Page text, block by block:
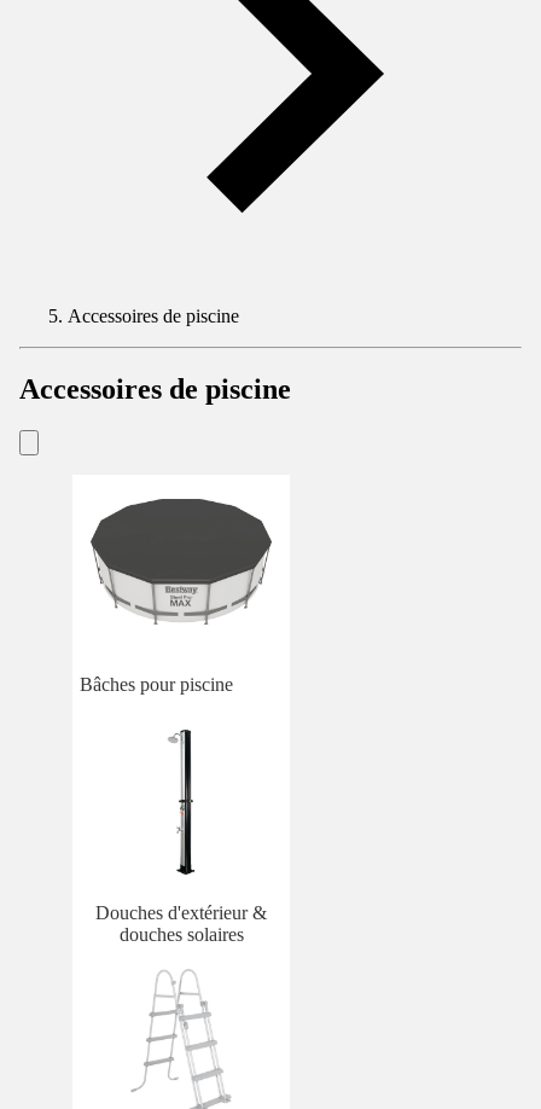
Accessoires de piscine
Accessoires de piscine
Bâches pour piscine
Douches d'extérieur &
douches solaires